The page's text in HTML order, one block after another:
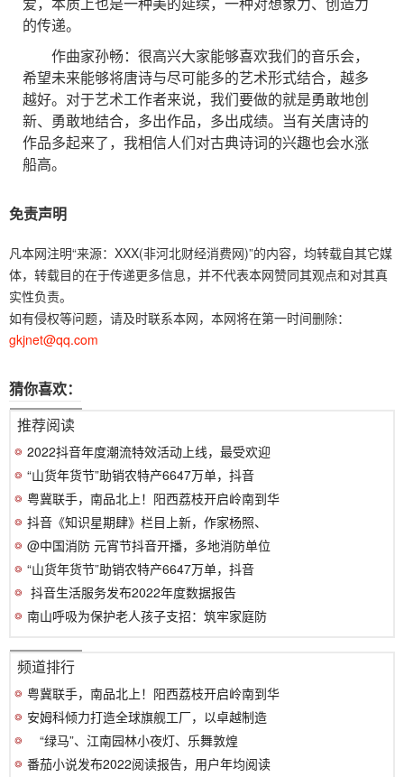
的传递。
作曲家孙畅：很高兴大家能够喜欢我们的音乐会，
希望未来能够将唐诗与尽可能多的艺术形式结合，越多
越好。对于艺术工作者来说，我们要做的就是勇敢地创
新、勇敢地结合，多出作品，多出成绩。当有关唐诗的
作品多起来了，我相信人们对古典诗词的兴趣也会水涨
船高。
免责声明
凡本网注明“来源：XXX(非河北财经消费网)”的内容，均转载自其它媒
体，转载目的在于传递更多信息，并不代表本网赞同其观点和对其真
实性负责。
如有侵权等问题，请及时联系本网，本网将在第一时间删除：
gkjnet@qq.com
猜你喜欢：
推荐阅读
2022抖音年度潮流特效活动上线，最受欢迎
“山货年货节”助销农特产6647万单，抖音
粤冀联手，南品北上！阳西荔枝开启岭南到华
抖音《知识星期肆》栏目上新，作家杨照、
@中国消防 元宵节抖音开播，多地消防单位
“山货年货节”助销农特产6647万单，抖音
​ 抖音生活服务发布2022年度数据报告
南山呼吸为保护老人孩子支招：筑牢家庭防
频道排行
粤冀联手，南品北上！阳西荔枝开启岭南到华
安姆科倾力打造全球旗舰工厂，以卓越制造
“绿马”、江南园林小夜灯、乐舞敦煌
番茄小说发布2022阅读报告，用户年均阅读